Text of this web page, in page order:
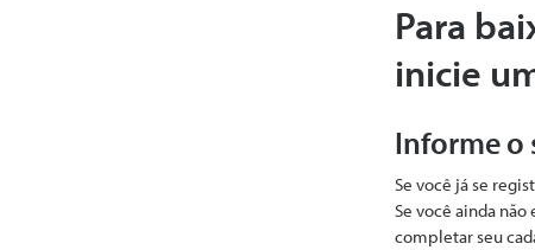
Para
inicie
Informe o
Se você já se
Se você ainda
completar seu